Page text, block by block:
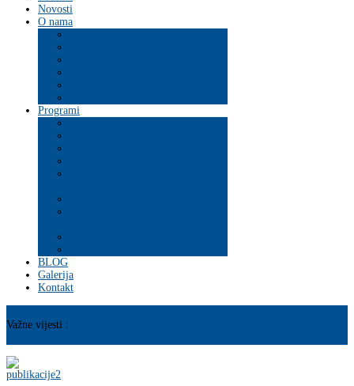
Novosti
O nama
Programi
BLOG
Galerija
Kontakt
Važne vijesti :